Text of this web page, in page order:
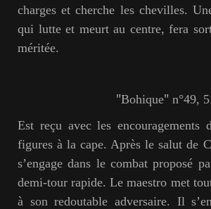
charges et cherche les chevilles.
qui lutte et meurt au centre, fera
méritée.
"Bohique" n°49,
Est reçu avec les
figures à la cape. Après le salut de
s’engage dans le combat proposé
demi-tour rapide. Le maestro met
à son redoutable adversaire. Il